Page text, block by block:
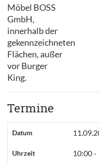
Möbel BOSS
GmbH,
innerhalb der
gekennzeichneten
Flächen, außer
vor Burger
King.
Termine
Datum
Uhrzeit 10:00 -